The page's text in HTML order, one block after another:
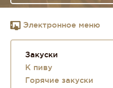
Электронное меню
Закуски
К пиву
Горячие закуски